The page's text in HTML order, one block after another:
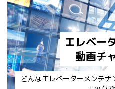
エレベー
動画チ
どんなエレベーターメンテ